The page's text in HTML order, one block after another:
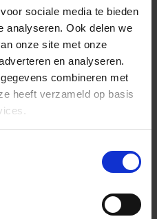
sociale media te bieden
analyseren. Ook delen we
onze site met onze
en analyseren.
combineren met
heeft verzameld op basis